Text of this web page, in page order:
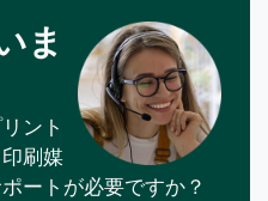
ま
ント
刷媒
ートが必要ですか？